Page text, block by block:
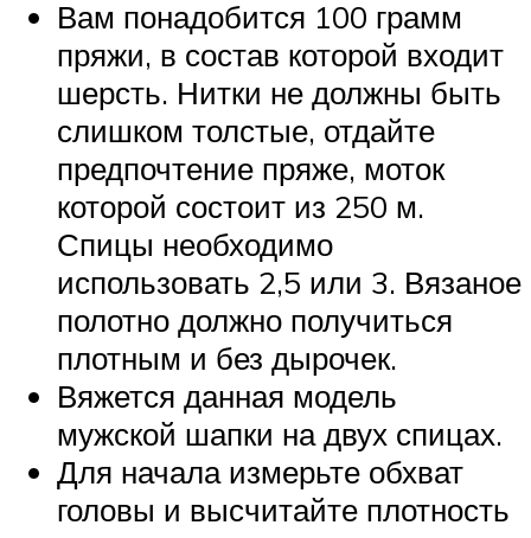
Вам понадобится 100 грамм
пряжи, в состав которой входит
шерсть. Нитки не должны быть
слишком толстые, отдайте
предпочтение пряже, моток
которой состоит из 250 м.
Спицы необходимо
использовать 2,5 или 3. Вязаное
полотно должно получиться
плотным и без дырочек.
Вяжется данная модель
мужской шапки на двух спицах.
Для начала измерьте обхват
головы и высчитайте плотность